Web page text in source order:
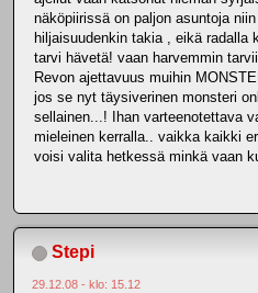
näköpiirissä on paljon asuntoja
hiljaisuudenkin takia , eikä radalla
tarvi hävetä! vaan harvemmin
Revon ajettavuus muihin
jos se nyt täysiverinen monsteri
sellainen...! Ihan varteenotettava
mieleinen kerralla.. vaikka kaikki
voisi valita hetkessä minkä vaan
Stepi
29.12.08 - klo: 15.12